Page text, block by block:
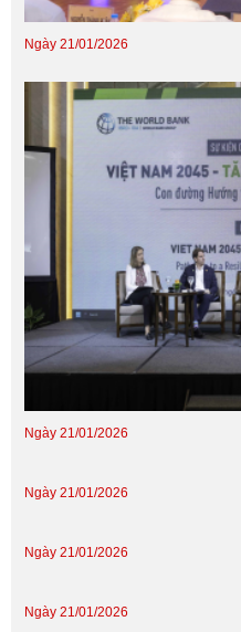
Ngày 21/01/2026
Ngày 21/01/2026
Ngày 21/01/2026
Ngày 21/01/2026
Ngày 21/01/2026